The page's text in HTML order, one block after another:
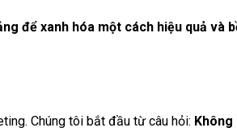
để xanh hóa một cách hiệu quả và
Chúng tôi bắt đầu từ câu hỏi: